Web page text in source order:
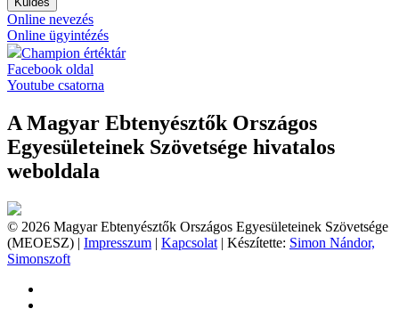
Online nevezés
Online ügyintézés
Champion értéktár
Facebook oldal
Youtube csatorna
A Magyar Ebtenyésztők Országos
Egyesületeinek Szövetsége hivatalos
weboldala
© 2026 Magyar Ebtenyésztők Országos Egyesületeinek Szövetsége
(MEOESZ) | Impresszum | Kapcsolat | Készítette: Simon Nándor,
Simonszoft